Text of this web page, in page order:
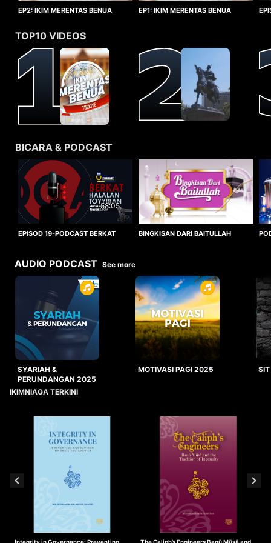
EP2: IKIM MERENTAS BENUA
EP1: IKIM MERENTAS BENUA
TOP10 VIDEOS
BICARA & PODCAST
58:05
EPISOD 19-PODCAST BERKAT
BINGKISAN DARI BAITULLAH
AUDIO PODCAST See more
SYARIAH &
PERUNDANGAN 2025
MOTIVASI PAGI 2025
IKIMNIAGA TERKINI